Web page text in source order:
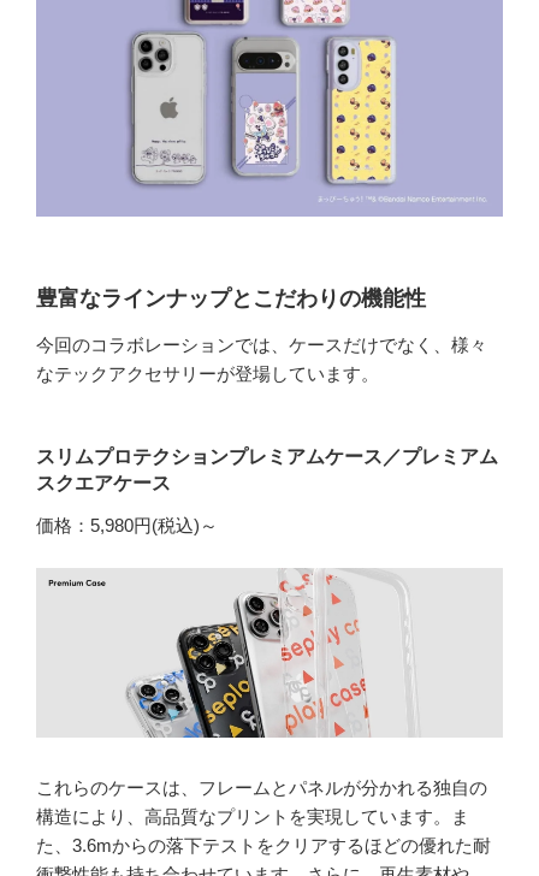
豊富なラインナップとこだわりの機能性
今回のコラボレーションでは、ケースだけでなく、様々
なテックアクセサリーが登場しています。
スリムプロテクションプレミアムケース／プレミアム
スクエアケース
価格：5,980円(税込)～
これらのケースは、フレームとパネルが分かれる独自の
構造により、高品質なプリントを実現しています。ま
た、3.6mからの落下テストをクリアするほどの優れた耐